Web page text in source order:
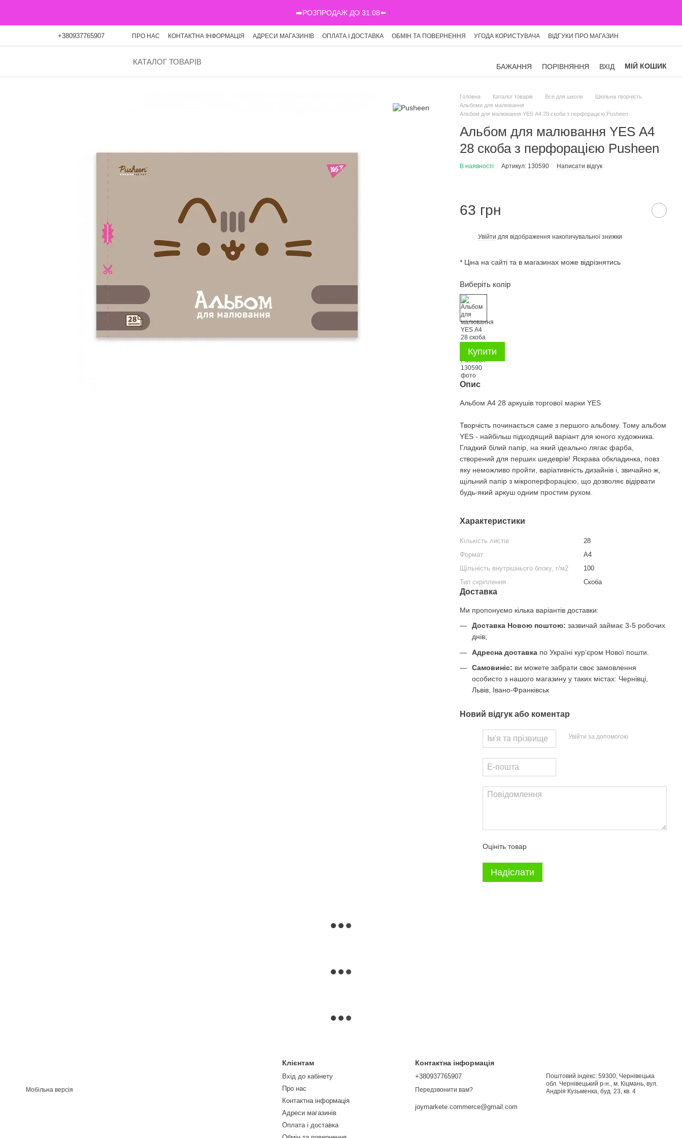
➡️РОЗПРОДАЖ ДО 31.08⬅️
+380937765907 ПРО НАС КОНТАКТНА ІНФОРМАЦІЯ АДРЕСИ МАГАЗИНІВ ОПЛАТА І ДОСТАВКА ОБМІН ТА ПОВЕРНЕННЯ УГОДА КОРИСТУВАЧА
ВІДГУКИ ПРО МАГАЗИН
ОПЛАТА ЧАСТИНАМИ
БЛОГ
КАТАЛОГ ТОВАРІВ
БАЖАННЯ ПОРІВНЯННЯ ВХІД МІЙ КОШИК
Головна Каталог товарів Все для школи
Шкільна творчість
Альбоми для малювання
Альбом для малювання YES А4 28 скоба з перфорацією Pusheen
Альбом для малювання YES А4
28 скоба з перфорацією Pusheen
В наявності Артикул: 130590 Написати відгук
63 грн
Увійти для відображення накопичувальної знижки
* Ціна на сайті та в магазинах може відрізнятись
Виберіть колір
Купити
Опис
Альбом А4 28 аркушів торгової марки YES
Творчість починається саме з першого альбому. Тому альбом
YES - найбільш підходящий варіант для юного художника.
Гладкий білий папір, на який ідеально лягає фарба,
створений для перших шедеврів! Яскрава обкладинка, повз
яку неможливо пройти, варіативність дизайнів і, звичайно ж,
щільний папір з мікроперфорацією, що дозволяє відірвати
будь-який аркуш одним простим рухом.
Характеристики
Кількість листів
28
Формат
А4
Щільність внутрішнього блоку, г/м2
100
Тип скріплення
Скоба
Доставка
Ми пропонуємо кілька варіантів доставки:
Доставка Новою поштою: зазвичай займає 3-5 робочих
днів;
Адресна доставка по Україні курʼєром Нової пошти.
Самовиніс: ви можете забрати своє замовлення
особисто з нашого магазину у таких містах: Чернівці,
Львів, Івано-Франківськ
Новий відгук або коментар
Увійти за допомогою
Оцініть товар
Надіслати
Мобільна версія
Клієнтам
Вхід до кабінету
Про нас
Контактна інформація
Адреси магазинів
Оплата і доставка
Контактна інформація
+380937765907
Передзвонити вам?
joymarkete.commerce@gmail.com
Поштовий індекс: 59300, Чернівецька
обл. Чернівецький р-н., м. Кіцмань, вул.
Андрія Кузьменка, буд. 23, кв. 4